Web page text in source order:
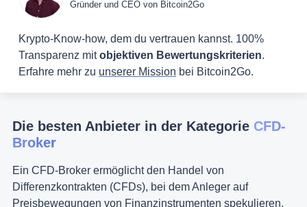
Gründer und CEO von Bitcoin2Go
Krypto-Know-how, dem du vertrauen kannst. 100%
Transparenz mitobjektiven Bewertungskriterien.
Erfahre mehr zu unserer Mission bei Bitcoin2Go.
Die besten Anbieter in der Kategorie CFD-
Broker
Ein CFD-Broker ermöglicht den Handel von
Differenzkontrakten (CFDs), bei dem Anleger auf
Preisbewegungen von Finanzinstrumenten spekulieren,